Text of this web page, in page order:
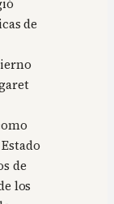
de
de
los